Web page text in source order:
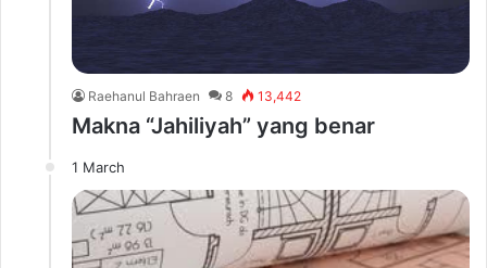
Raehanul Bahraen 8 13,442
Makna “Jahiliyah” yang benar
1 March